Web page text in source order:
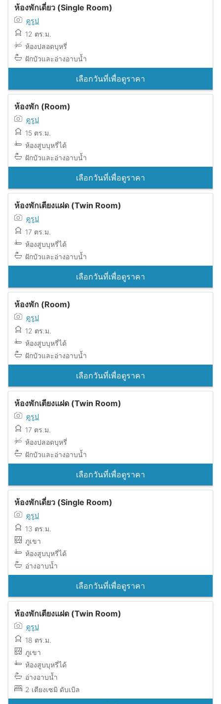
ห้องพักเดี่ยว (Single Room)
ดูรูป
12 ตร.ม.
ห้องปลอดบุหรี่
ฝักบัวและอ่างอาบน้ำ
เลือกวันที่เพื่อดูราคา
ห้องพัก (Room)
ดูรูป
15 ตร.ม.
ห้องสูบบุหรี่ได้
ฝักบัวและอ่างอาบน้ำ
เลือกวันที่เพื่อดูราคา
ห้องพักเตียงแฝด (Twin Room)
ดูรูป
17 ตร.ม.
ห้องสูบบุหรี่ได้
ฝักบัวและอ่างอาบน้ำ
เลือกวันที่เพื่อดูราคา
ห้องพัก (Room)
ดูรูป
12 ตร.ม.
ห้องสูบบุหรี่ได้
ฝักบัวและอ่างอาบน้ำ
เลือกวันที่เพื่อดูราคา
ห้องพักเตียงแฝด (Twin Room)
ดูรูป
17 ตร.ม.
ห้องปลอดบุหรี่
ฝักบัวและอ่างอาบน้ำ
เลือกวันที่เพื่อดูราคา
ห้องพักเดี่ยว (Single Room)
ดูรูป
13 ตร.ม.
ภูเขา
ห้องสูบบุหรี่ได้
อ่างอาบน้ำ
เลือกวันที่เพื่อดูราคา
ห้องพักเตียงแฝด (Twin Room)
ดูรูป
18 ตร.ม.
ภูเขา
ห้องสูบบุหรี่ได้
อ่างอาบน้ำ
2 เตียงเซมิ ดับเบิล